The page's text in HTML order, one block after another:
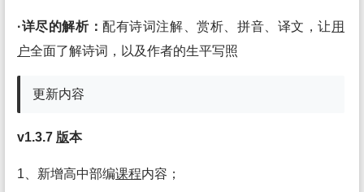
·详尽的解析：配有诗词注解、赏析、拼音、译文，让 用
户全面了解诗词，以及作者的生平写照
更新内容
v1.3.7 版本
1、新增高中部编课程内容；